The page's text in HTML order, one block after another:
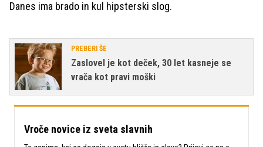
Danes ima brado in kul hipsterski slog.
PREBERI ŠE
Zaslovel je kot deček, 30 let kasneje se
vrača kot pravi moški
Vroče novice iz sveta slavnih